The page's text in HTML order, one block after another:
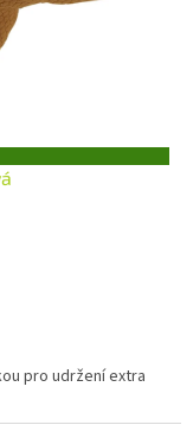
pro udržení extra